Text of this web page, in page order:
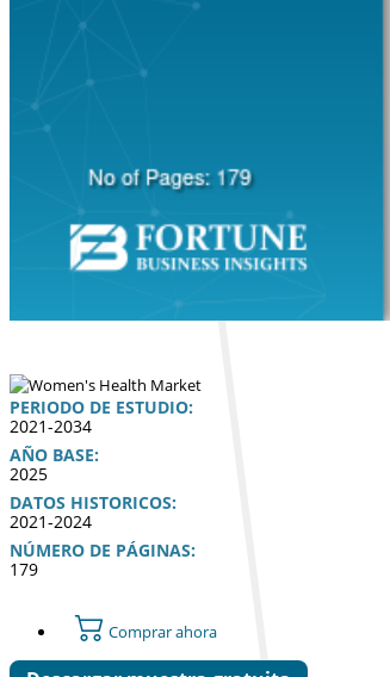
PERIODO DE ESTUDIO:
2021-2034
AÑO BASE:
2025
DATOS HISTORICOS:
2021-2024
NÚMERO DE PÁGINAS:
179
Comprar ahora